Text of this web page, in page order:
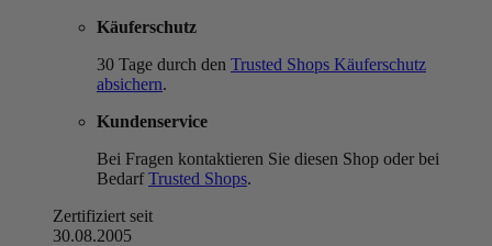
Käuferschutz
30 Tage durch den Trusted Shops Käuferschutz
absichern.
Kundenservice
Bei Fragen kontaktieren Sie diesen Shop oder bei
BedarfTrusted Shops.
Zertifiziert seit
30.08.2005